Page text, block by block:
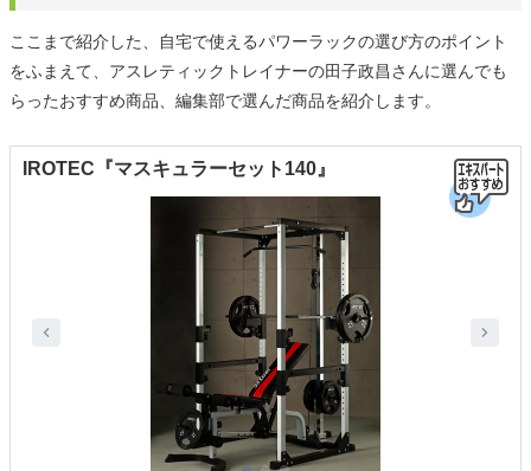
ここまで紹介した、自宅で使えるパワーラックの選び方のポイント
をふまえて、アスレティックトレイナーの田子政昌さんに選んでも
らったおすすめ商品、編集部で選んだ商品を紹介します。
IROTEC『マスキュラーセット140』